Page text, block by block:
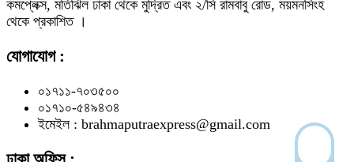
কমপ্লেক্স, মতিঝিল ঢাকা থেকে মুদ্রিত এবং ২/সি রামবাবু রোড, ময়মনসিংহ
থেকে প্রকাশিত ।
যোগাযোগ :
০১৭১১-৭০৩৫০০
০১৭১০-৫৪৯৪৩৪
ইমেইল : brahmaputraexpress@gmail.com